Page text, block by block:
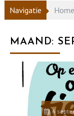
Navigatie Home
MAAND:
6